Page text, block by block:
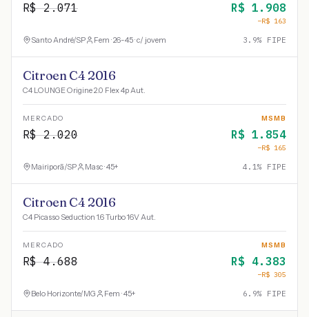
R$2.071 R$ 1.908
−R$ 163
Santo André/SP Fem · 26-45 · c/ jovem 3.9% FIPE
Citroen C4 2016
C4 LOUNGE Origine 2.0 Flex 4p Aut.
MERCADO
R$2.020
MSMB
R$ 1.854
−R$ 165
Mairiporã/SP Masc · 45+ 4.1% FIPE
Citroen C4 2016
C4 Picasso Seduction 1.6 Turbo 16V Aut.
MERCADO
R$4.688
MSMB
R$ 4.383
−R$ 305
Belo Horizonte/MG Fem · 45+ 6.9% FIPE